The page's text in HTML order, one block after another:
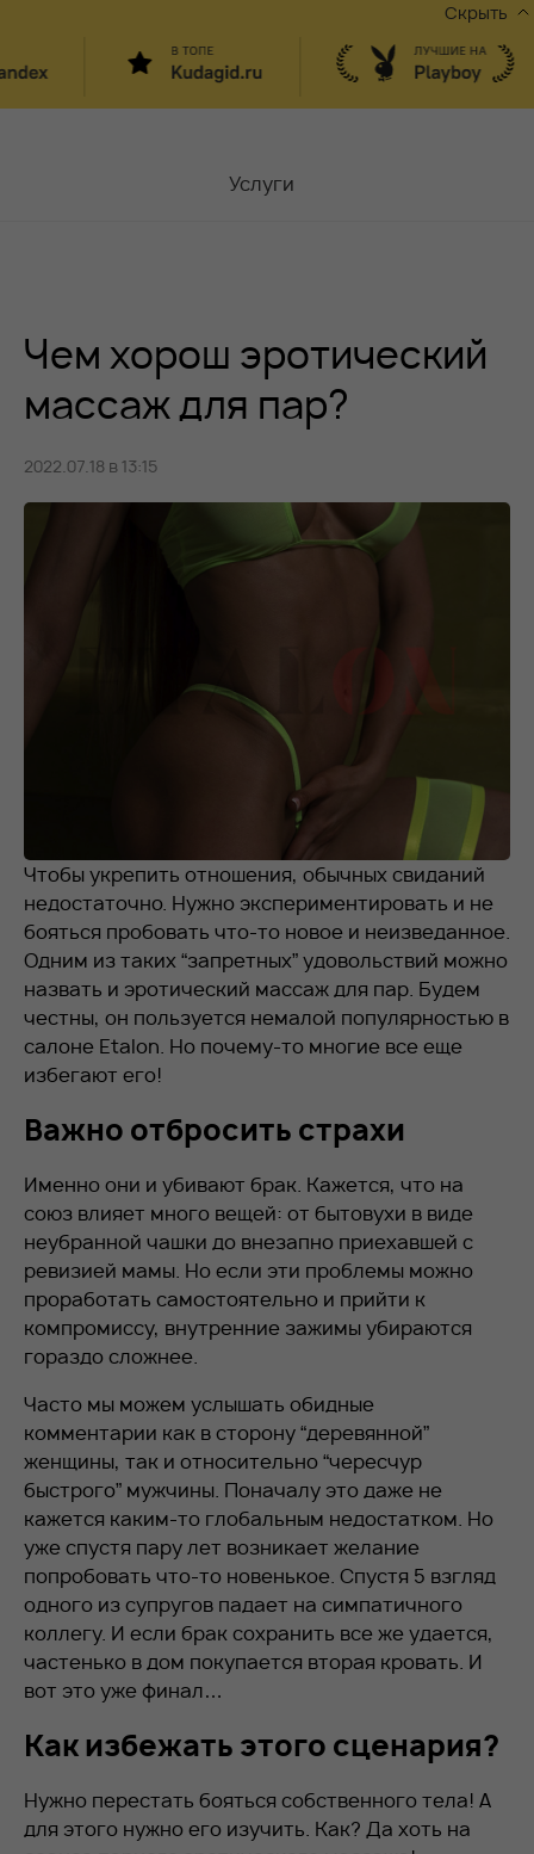
Скрыть
Услуги
Акции
Москва,
Чем хорош эротический
массаж для пар?
2022.07.18 в 13:15
Чтобы укрепить отношения, обычных свиданий
недостаточно. Нужно экспериментировать и не
бояться пробовать что-то новое и неизведанное.
Одним из таких “запретных” удовольствий можно
назвать и эротический массаж для пар. Будем
честны, он пользуется немалой популярностью в
салоне Etalon. Но почему-то многие все еще
избегают его!
Важно отбросить страхи
Именно они и убивают брак. Кажется, что на
союз влияет много вещей: от бытовухи в виде
неубранной чашки до внезапно приехавшей с
ревизией мамы. Но если эти проблемы можно
проработать самостоятельно и прийти к
компромиссу, внутренние зажимы убираются
гораздо сложнее.
Часто мы можем услышать обидные
комментарии как в сторону “деревянной”
женщины, так и относительно “чересчур
быстрого” мужчины. Поначалу это даже не
кажется каким-то глобальным недостатком. Но
уже спустя пару лет возникает желание
попробовать что-то новенькое. Спустя 5 взгляд
одного из супругов падает на симпатичного
коллегу. И если брак сохранить все же удается,
частенько в дом покупается вторая кровать. И
вот это уже финал…
Как избежать этого сценария?
Нужно перестать бояться собственного тела! А
для этого нужно его изучить. Как? Да хоть на